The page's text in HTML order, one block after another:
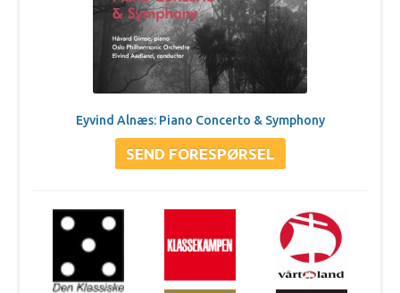
Eyvind Alnæs: Piano Concerto & Symphony